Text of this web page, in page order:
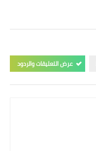
عرض التعليقات والردود